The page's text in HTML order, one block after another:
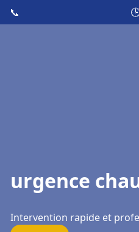
📞
urgence
Intervention rapide et